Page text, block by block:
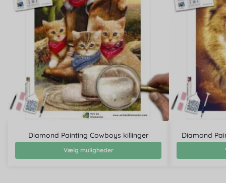
Diamond Painting Cowboys killinger
Vælg muligheder
Diamond